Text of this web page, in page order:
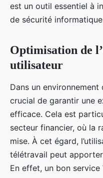
est un outil essentiel à
de sécurité
Optimisation de
utilisateur
Dans un
crucial de garantir une
efficace. Cela est
secteur financier, où la
mise. À cet égard,
télétravail peut
En effet, un bon